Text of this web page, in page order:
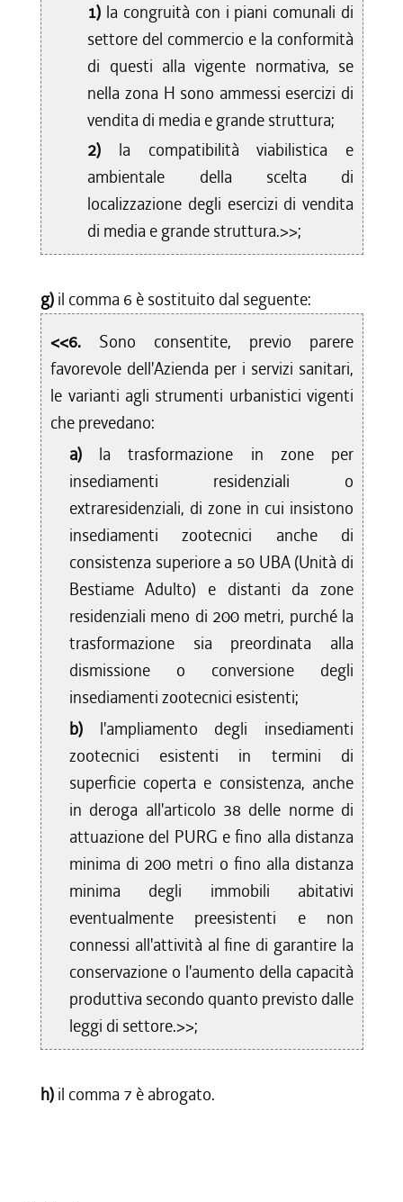
1) la congruità con i piani comunali di
settore del commercio e la conformità
di questi alla vigente normativa, se
nella zona H sono ammessi esercizi di
vendita di media e grande struttura;
2) la compatibilità viabilistica e
ambientale della scelta di
localizzazione degli esercizi di vendita
di media e grande struttura.>>;
g) il comma 6 è sostituito dal seguente:
<<6. Sono consentite, previo parere
favorevole dell'Azienda per i servizi sanitari,
le varianti agli strumenti urbanistici vigenti
che prevedano:
a) la trasformazione in zone per
insediamenti residenziali o
extraresidenziali, di zone in cui insistono
insediamenti zootecnici anche di
consistenza superiore a 50 UBA (Unità di
Bestiame Adulto) e distanti da zone
residenziali meno di 200 metri, purché la
trasformazione sia preordinata alla
dismissione o conversione degli
insediamenti zootecnici esistenti;
b) l'ampliamento degli insediamenti
zootecnici esistenti in termini di
superficie coperta e consistenza, anche
in deroga all'articolo 38 delle norme di
attuazione del PURG e fino alla distanza
minima di 200 metri o fino alla distanza
minima degli immobili abitativi
eventualmente preesistenti e non
connessi all'attività al fine di garantire la
conservazione o l'aumento della capacità
produttiva secondo quanto previsto dalle
leggi di settore.>>;
h) il comma 7 è abrogato.